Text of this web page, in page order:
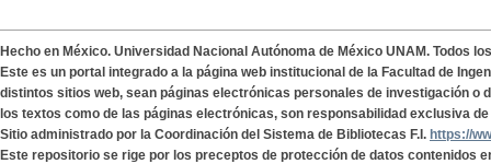
Hecho en México. Universidad Nacional Autónoma de México UNAM. Todos
Este es un portal integrado a la página web institucional de la Facultad de
distintos sitios web, sean páginas electrónicas personales de investigación o
los textos como de las páginas electrónicas, son responsabilidad exclusiva
Sitio administrado por la Coordinación del Sistema de Bibliotecas F.I. https://
Este repositorio se rige por los preceptos de protección de datos contenidos